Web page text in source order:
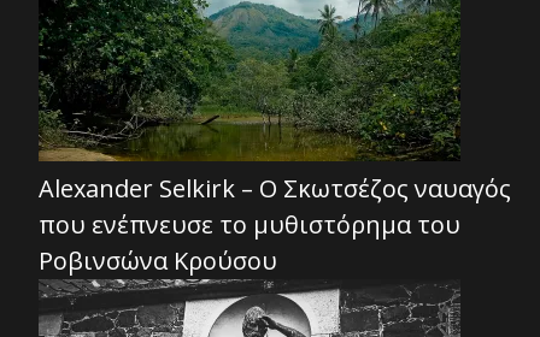
Alexander Selkirk – Ο Σκωτσέζος ναυαγός
που ενέπνευσε το μυθιστόρημα του
Ροβινσώνα Κρούσου